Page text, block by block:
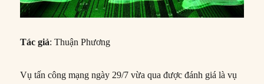
Tác giả: Thuận Phương
Vụ tấn công mạng ngày 29/7 vừa qua được đánh giá là vụ